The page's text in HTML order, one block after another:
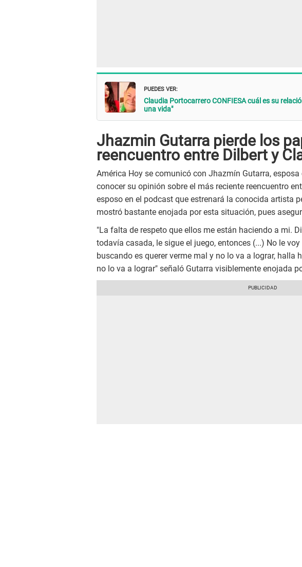
PUEDES VER:
Claudia Portocarrero CONFIESA cuál es su
una vida"
Jhazmin Gutarra pierde los
reencuentro entre Dilbert y
América Hoy se comunicó con Jhazmín Gutarra, esposa
conocer su opinión sobre el más reciente reencuentro
esposo en el podcast que estrenará la conocida artista
mostró bastante enojada por esta situación, pues
"La falta de respeto que ellos me están haciendo a mi.
todavía casada, le sigue el juego, entonces (...) No le
buscando es querer verme mal y no lo va a lograr, halla
no lo va a lograr" señaló Gutarra visiblemente enojada